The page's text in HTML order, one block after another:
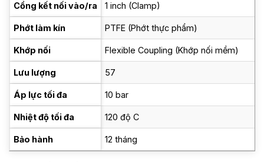
Cổng kết nối vào/ra 1 inch (Clamp)
Phớt làm kín PTFE (Phớt thực phẩm)
Khớp nối Flexible Coupling (Khớp nối mềm)
Lưu lượng 57
Áp lực tối đa 10 bar
Nhiệt độ tối đa 120 độ C
Bảo hành 12 tháng